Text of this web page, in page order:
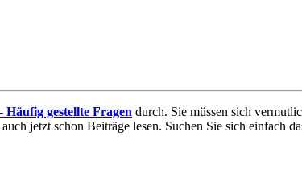
Häufig gestellte Fragen durch. Sie müssen sich
jetzt schon Beiträge lesen. Suchen Sie sich einfach